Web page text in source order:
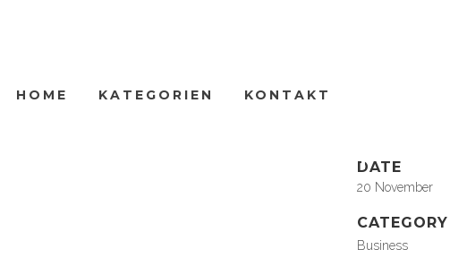
HOME KATEGORIEN KONTAKT
SMASH POP ART STORMDATE
20 November
CATEGORY
Business